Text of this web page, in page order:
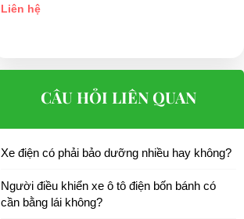
Liên hệ
CÂU HỎI LIÊN QUAN
Xe điện có phải bảo dưỡng nhiều hay không?
Người điều khiển xe ô tô điện bốn bánh có
cần bằng lái không?